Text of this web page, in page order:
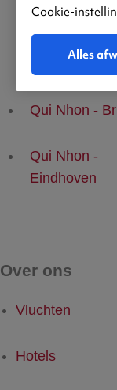
Qui Nhon -
Qui Nhon -
Eindhoven
Over ons
Vluchten
Hotels
Cookie-
Alles